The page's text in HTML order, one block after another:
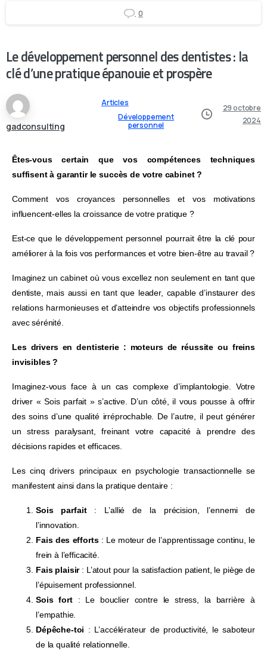
0
Le développement personnel des dentistes : la
clé d’une pratique épanouie et prospère
gadconsulting
Articles
Développement
personnel
29 octobre
2024
Êtes-vous certain que vos compétences techniques
suffisent à garantir le succès de votre cabinet ?
Comment vos croyances personnelles et vos motivations
influencent-elles la croissance de votre pratique ?
Est-ce que le développement personnel pourrait être la clé pour
améliorer à la fois vos performances et votre bien-être au travail ?
Imaginez un cabinet où vous excellez non seulement en tant que
dentiste, mais aussi en tant que leader, capable d’instaurer des
relations harmonieuses et d’atteindre vos objectifs professionnels
avec sérénité.
Les drivers en dentisterie : moteurs de réussite ou freins
invisibles ?
Imaginez-vous face à un cas complexe d’implantologie. Votre
driver « Sois parfait » s’active. D’un côté, il vous pousse à offrir
des soins d’une qualité irréprochable. De l’autre, il peut générer
un stress paralysant, freinant votre capacité à prendre des
décisions rapides et efficaces.
Les cinq drivers principaux en psychologie transactionnelle se
manifestent ainsi dans la pratique dentaire :
Sois parfait: L’allié de la précision, l’ennemi de
l’innovation.
Fais des efforts: Le moteur de l’apprentissage continu, le
frein à l’efficacité.
Fais plaisir: L’atout pour la satisfaction patient, le piège de
l’épuisement professionnel.
Sois fort: Le bouclier contre le stress, la barrière à
l’empathie.
Dépêche-toi : L’accélérateur de productivité, le saboteur
de la qualité relationnelle.